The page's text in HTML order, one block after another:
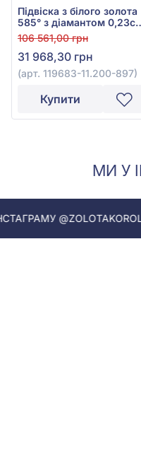
Підвіска з білого золота
585° з діамантом 0,23ct
та топазом Swiss Blue
6,16ct, арт. 119683-
11.200-897
106 561,00 грн
31 968,30 грн
(арт. 119683-11.200-897)
Купити
МИ У
@ZOLOTAKOROLEVA